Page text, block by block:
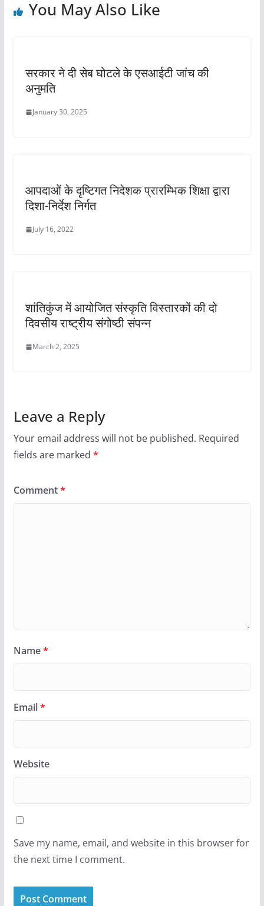
k
You May Also Like
सरकार ने दी सेब घोटले के एसआईटी जांच की
अनुमति
January 30, 2025
आपदाओं के दृष्टिगत निदेशक प्रारम्भिक शिक्षा द्वारा
दिशा-निर्देश निर्गत
July 16, 2022
शांतिकुंज में आयोजित संस्कृति विस्तारकों की दो
दिवसीय राष्ट्रीय संगोष्ठी संपन्न
March 2, 2025
Leave a Reply
Your email address will not be published. Required
fields are marked *
Comment*
Name*
Email*
Website
Save my name, email, and website in this browser for
the next time I comment.